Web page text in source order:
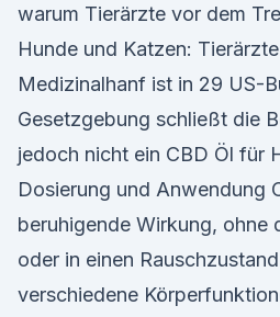
warum Tierärzte vor dem
Hunde und Katzen:
Medizinalhanf ist in 29 US-
Gesetzgebung schließt die
jedoch nicht ein CBD Öl für
Dosierung und Anwendung
beruhigende Wirkung, ohne
oder in einen
verschiedene